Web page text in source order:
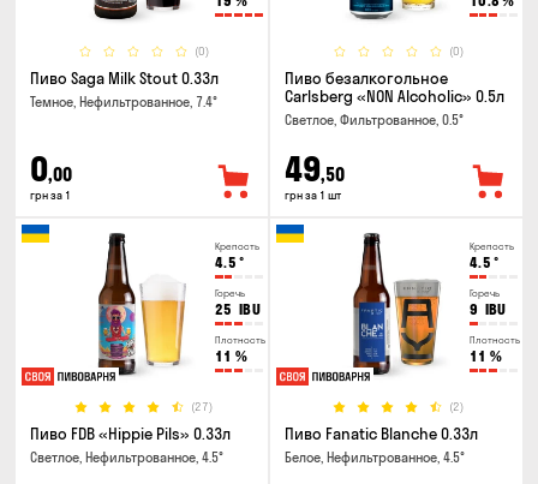
(0)
Пиво Saga Milk Stout 0.33л
Темное, Нефильтрованное, 7.4°
0,00
грн за 1
(0)
Пиво безалкогольное
Carlsberg «NON Alcoholic» 0.5л
Светлое, Фильтрованное, 0.5°
49,50
грн за 1 шт
Крепость
4.5 °
Горечь
25 IBU
Плотность
11 %
(27)
Пиво FDB «Hippie Pils» 0.33л
Светлое, Нефильтрованное, 4.5°
Крепость
4.5 °
Горечь
9 IBU
Плотность
11 %
(2)
Пиво Fanatic Blanche 0.33л
Белое, Нефильтрованное, 4.5°